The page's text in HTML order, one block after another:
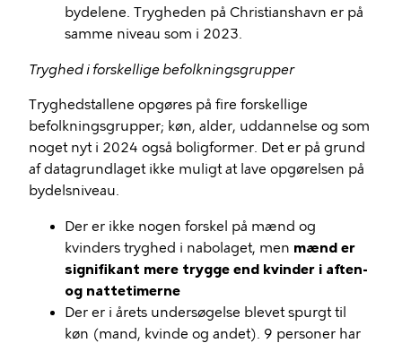
bydelene. Trygheden på Christianshavn er på
samme niveau som i 2023.
Tryghed i forskellige befolkningsgrupper
Tryghedstallene opgøres på fire forskellige
befolkningsgrupper; køn, alder, uddannelse og som
noget nyt i 2024 også boligformer. Det er på grund
af datagrundlaget ikke muligt at lave opgørelsen på
bydelsniveau.
Der er ikke nogen forskel på mænd og
kvinders tryghed i nabolaget, men mænd er
signifikant mere trygge end kvinder i aften-
og nattetimerne
Der er i årets undersøgelse blevet spurgt til
køn (mand, kvinde og andet). 9 personer har